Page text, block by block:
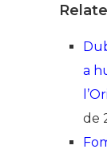
a
de